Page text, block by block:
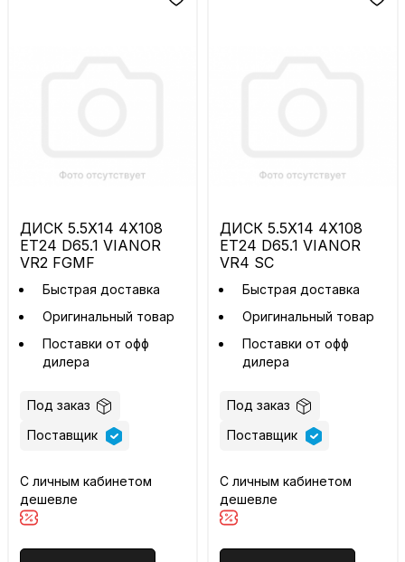
ДИСК 5.5X14 4X108
ET24 D65.1 VIANOR
VR2 FGMF
Быстрая доставка
Оригинальный товар
Поставки от офф
дилера
Под заказ
Поставщик
С личным кабинетом
дешевле
ДИСК 5.5X14 4X108
ET24 D65.1 VIANOR
VR4 SC
Быстрая доставка
Оригинальный товар
Поставки от офф
дилера
Под заказ
Поставщик
С личным кабинетом
дешевле